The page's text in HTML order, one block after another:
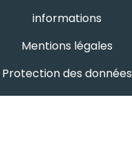
informations
Mentions légales
Protection des données